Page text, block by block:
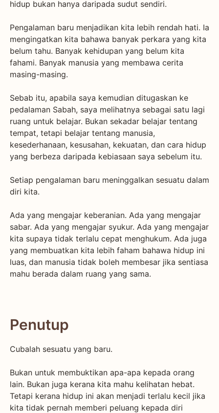
hidup bukan hanya daripada sudut sendiri.
Pengalaman baru menjadikan kita lebih rendah hati. Ia
mengingatkan kita bahawa banyak perkara yang kita
belum tahu. Banyak kehidupan yang belum kita
fahami. Banyak manusia yang membawa cerita
masing-masing.
Sebab itu, apabila saya kemudian ditugaskan ke
pedalaman Sabah, saya melihatnya sebagai satu lagi
ruang untuk belajar. Bukan sekadar belajar tentang
tempat, tetapi belajar tentang manusia,
kesederhanaan, kesusahan, kekuatan, dan cara hidup
yang berbeza daripada kebiasaan saya sebelum itu.
Setiap pengalaman baru meninggalkan sesuatu dalam
diri kita.
Ada yang mengajar keberanian. Ada yang mengajar
sabar. Ada yang mengajar syukur. Ada yang mengajar
kita supaya tidak terlalu cepat menghukum. Ada juga
yang membuatkan kita lebih faham bahawa hidup ini
luas, dan manusia tidak boleh membesar jika sentiasa
mahu berada dalam ruang yang sama.
Penutup
Cubalah sesuatu yang baru.
Bukan untuk membuktikan apa-apa kepada orang
lain. Bukan juga kerana kita mahu kelihatan hebat.
Tetapi kerana hidup ini akan menjadi terlalu kecil jika
kita tidak pernah memberi peluang kepada diri